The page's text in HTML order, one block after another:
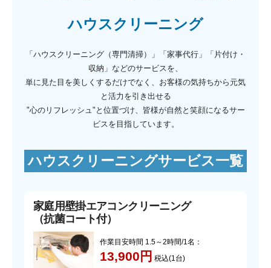
ハウスクリーニング
「ハウスクリーニング（専門清掃）」「家事代行」「片付け・
収納」などのサービスを、
単に見た目を美しくするだけでなく、お客様の気持ちから元気
と活力を引き出せる
"心のリフレッシュ"と位置づけ、皆様が自然と笑顔になるサー
ビスを目指しています。
ハウスクリーニングサービス一覧
家庭用壁掛エアコンクリーニング
（抗菌コート付）
作業目安時間 1.5～2時間/1名：
13,900円 税込(1台)